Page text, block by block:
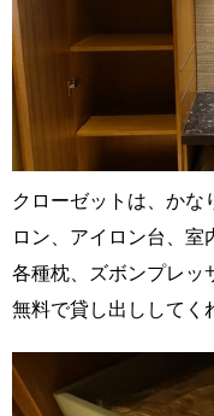
クローゼットは、かな
ロン、アイロン台、室
各種枕、ズボンプレッ
無料で貸し出ししてく